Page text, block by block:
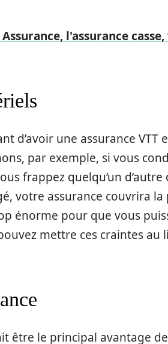
Assurance, l'assurance
d’avoir une assurance VTT
par exemple, si vous
frappez quelqu’un
votre assurance couvrira
énorme pour que vous
mettre ces craintes
le principal avantage de